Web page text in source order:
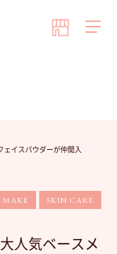
ェイスパウダーが仲間入
MAKE SKIN CARE
人気ベースメ